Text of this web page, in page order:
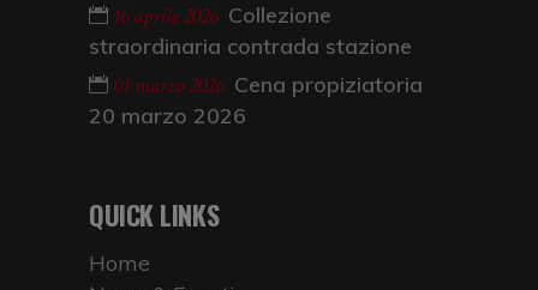
16 aprile 2026 Collezione
straordinaria contrada stazione
01 marzo 2026 Cena propiziatoria
20 marzo 2026
QUICK LINKS
Home